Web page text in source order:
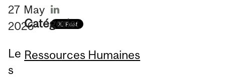
27 May
2026
Le
s
Catégorie:
Ressources Humaines